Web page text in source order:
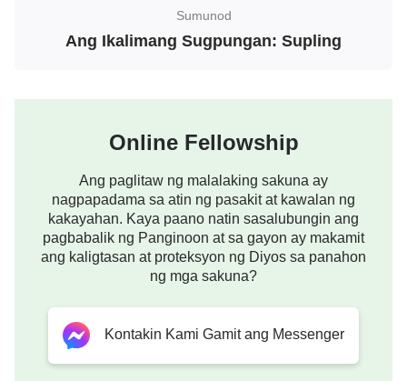
Mabuti ito sa mata ng Diyos, kaya anong dahilan
ang mayroon ang tao para maghanap ng kamalian?
para sa kataas-taasang kapangyarihan ng Lumikha,
magsisimula ng isang maningning na pambungad
para sa Kanyang gawain sa panibagong araw, at sa
sandaling ito, ang Lumikha ay bubuklat din ng
bagong pahina sa gawain ng Kanyang
pamamahala! Ayon sa batas na itinakda ng
pagpapahinog sa tag-init, sa pag-aani sa taglagas,
at pag-iimbak sa taglamig, ang lahat ng bagay ay
aayon sa plano ng pamamahala ng Lumikha, at
Sumunod
Ang Ikalimang Sugpungan: Supling
Online Fellowship
Ang paglitaw ng malalaking sakuna ay
nagpapadama sa atin ng pasakit at kawalan ng
kakayahan. Kaya paano natin sasalubungin ang
pagbabalik ng Panginoon at sa gayon ay makamit
ang kaligtasan at proteksyon ng Diyos sa panahon
ng mga sakuna?
Kontakin Kami Gamit ang Messenger